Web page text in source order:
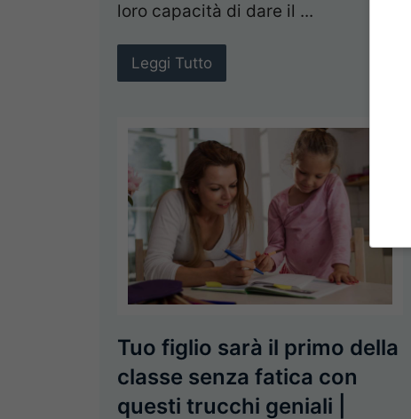
loro capacità di dare il ...
Leggi Tutto
Tuo figlio sarà il primo della
classe senza fatica con
questi trucchi geniali |